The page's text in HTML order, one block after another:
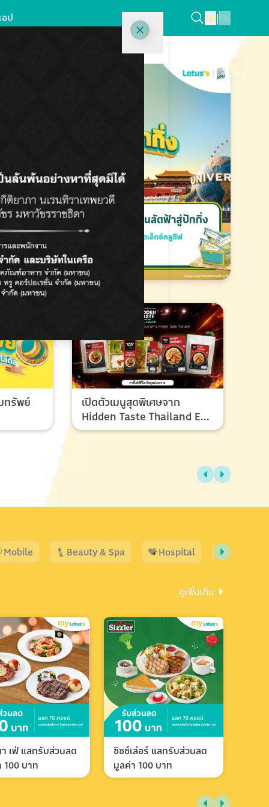
ป TH|
ทรัพย์
เปิดตัวเมนูสุดพิเศษจาก
Hidden Taste Thailand EP
8 เมนูของผู้ชนะและรองชนะ
กร
Mobile Beauty & Spa Hospital Shopping
ดูเพิ่มเติม
เฟ่ แลกรับส่วนลด
100 บาท
ซิซซ์เล่อร์ แลกรับส่วนลด
มูลค่า 100 บาท